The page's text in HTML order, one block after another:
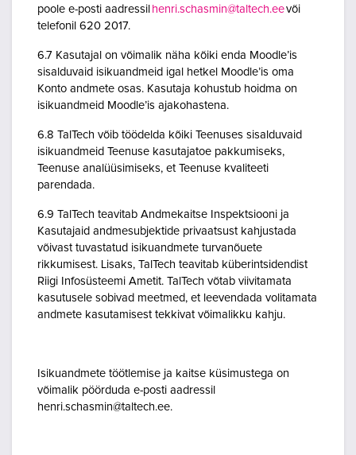
poole e-posti aadressil henri.schasmin@taltech.eevõi
telefonil 620 2017.
6.7 Kasutajal on võimalik näha kõiki enda Moodle’is
sisalduvaid isikuandmeid igal hetkel Moodle’is oma
Konto andmete osas. Kasutaja kohustub hoidma on
isikuandmeid Moodle’is ajakohastena.
6.8 TalTech võib töödelda kõiki Teenuses sisalduvaid
isikuandmeid Teenuse kasutajatoe pakkumiseks,
Teenuse analüüsimiseks, et Teenuse kvaliteeti
parendada.
6.9 TalTech teavitab Andmekaitse Inspektsiooni ja
Kasutajaid andmesubjektide privaatsust kahjustada
võivast tuvastatud isikuandmete turvanõuete
rikkumisest. Lisaks, TalTech teavitab küberintsidendist
Riigi Infosüsteemi Ametit. TalTech võtab viivitamata
kasutusele sobivad meetmed, et leevendada volitamata
andmete kasutamisest tekkivat võimalikku kahju.
Isikuandmete töötlemise ja kaitse küsimustega on
võimalik pöörduda e-posti aadressil
henri.schasmin@taltech.ee.